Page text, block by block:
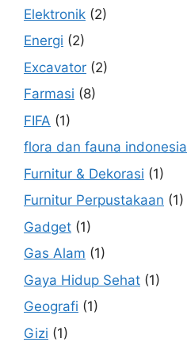
Elektronik (2)
Energi (2)
Excavator (2)
Farmasi (8)
FIFA (1)
flora dan fauna indonesia
Furnitur & Dekorasi (1)
Furnitur Perpustakaan (1)
Gadget (1)
Gas Alam (1)
Gaya Hidup Sehat (1)
Geografi (1)
Gizi (1)